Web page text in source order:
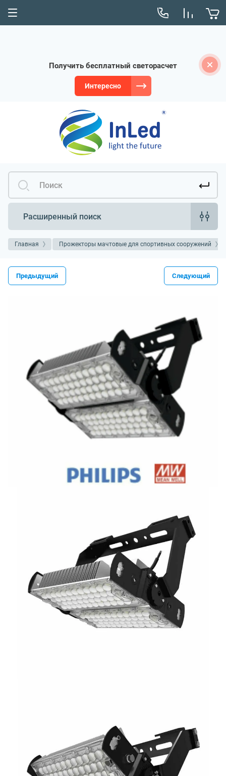
Получить бесплатный светорасчет
Интересно
Расширенный поиск
Главная Прожекторы мачтовые для спортивных сооружений
Предыдущий Следующий